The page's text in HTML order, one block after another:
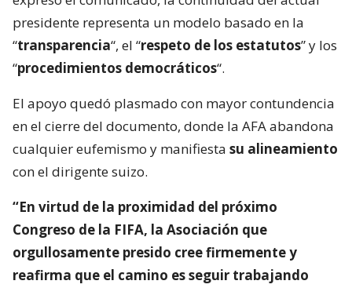
presidente representa un modelo basado en la
“transparencia“, el “respeto de los estatutos” y los
“procedimientos democráticos“.
El apoyo quedó plasmado con mayor contundencia
en el cierre del documento, donde la AFA abandona
cualquier eufemismo y manifiesta su alineamiento
con el dirigente suizo.
“En virtud de la proximidad del próximo
Congreso de la FIFA, la Asociación que
orgullosamente presido cree firmemente y
reafirma que el camino es seguir trabajando